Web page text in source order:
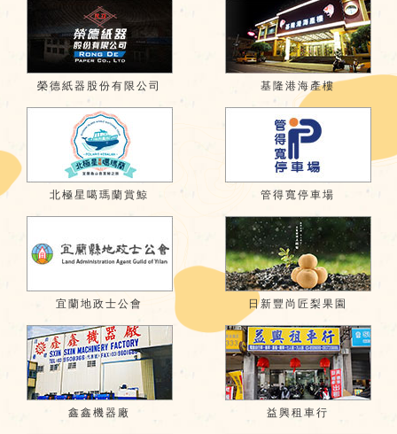
榮德紙器股份有限公司 基隆港海產樓
北極星噶瑪蘭賞鯨 管得寬停車場
宜蘭地政士公會 日新豐尚匠梨果園
鑫鑫機器廠 益興租車行